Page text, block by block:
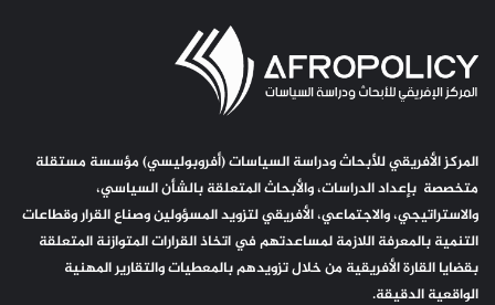
المركز الأفريقي للأبحاث ودراسة السياسات (أفروبوليسي) مؤسسة مستقلة
متخصصة بإعداد الدراسات، والأبحاث المتعلقة بالشأن السياسي،
والاستراتيجي، والاجتماعي، الأفريقي لتزويد المسؤولين وصناع القرار وقطاعات
التنمية بالمعرفة اللازمة لمساعدتهم في اتخاذ القرارات المتوازنة المتعلقة
بقضايا القارة الأفريقية من خلال تزويدهم بالمعطيات والتقارير المهنية
الواقعية الدقيقة.